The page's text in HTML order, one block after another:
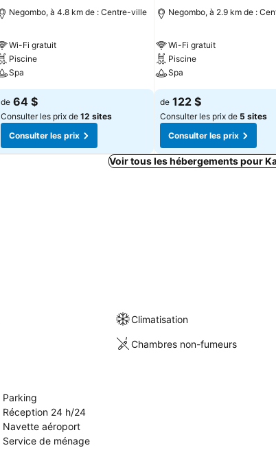
Negombo, à 4.8 km de : Centre-ville
Wi-Fi gratuit
Piscine
Spa
de 64 $
Consulter les prix de 12 sites
Consulter les prix
Negombo, à 2.9 km de :
Wi-Fi gratuit
Piscine
Spa
de 122 $
Consulter les prix de 5 sites
Consulter les prix
Voir tous les hébergements pour
Climatisation
Chambres non-fumeurs
Parking
Réception 24 h/24
Navette aéroport
Service de ménage